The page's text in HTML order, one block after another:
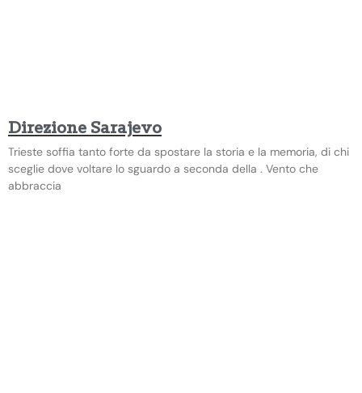
Direzione Sarajevo
Trieste soffia tanto forte da spostare la storia e la memoria, di chi
sceglie dove voltare lo sguardo a seconda della . Vento che
abbraccia